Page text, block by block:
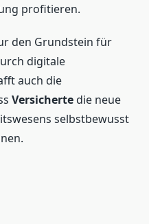
profitieren.
den Grundstein für
digitale
auch die
Versichertedie neue
selbstbewusst